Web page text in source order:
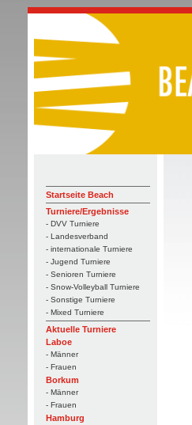
Startseite Beach
Turniere/Ergebnisse
- DVV Turniere
- Landesverband
- internationale Turniere
- Jugend Turniere
- Senioren Turniere
- Snow-Volleyball Turniere
- Sonstige Turniere
- Mixed Turniere
Aktuelle Turniere
Laboe
- Männer
- Frauen
Borkum
- Männer
- Frauen
Hamburg